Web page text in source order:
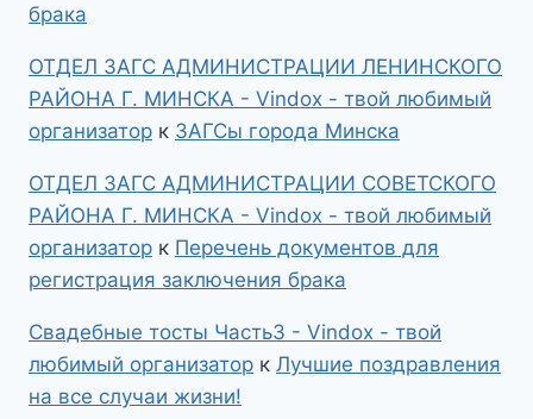
брака
ОТДЕЛ ЗАГС АДМИНИСТРАЦИИ ЛЕНИНСКОГО
РАЙОНА Г. МИНСКА - Vindox - твой любимый
организатор к ЗАГСы города Минска
ОТДЕЛ ЗАГС АДМИНИСТРАЦИИ СОВЕТСКОГО
РАЙОНА Г. МИНСКА - Vindox - твой любимый
организатор к Перечень документов для
регистрация заключения брака
Свадебные тосты Часть3 - Vindox - твой
любимый организатор к Лучшие поздравления
на все случаи жизни!